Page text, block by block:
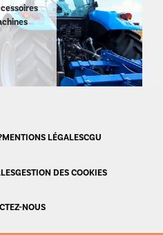
MENTIONS LÉGALESCGU
GESTION DES COOKIES
NOUS